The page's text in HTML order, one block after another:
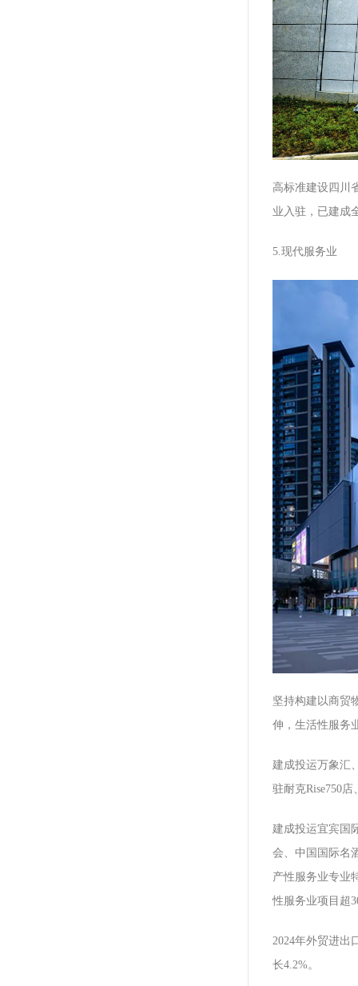
高标准建设四川
业入驻，已建成
5.现代服务业
坚持构建以商贸
伸，生活性服务
建成投运万象汇
驻耐克Rise750
建成投运宜宾国
会、中国国际名
产性服务业专业
性服务业项目超
2024年外贸进出
长4.2%。